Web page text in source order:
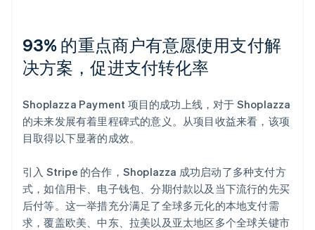
93% 的重点商户有意愿使用支付解
决方案，促进支付转化率
Shoplazza Payment 项目的成功上线，对于 Shoplazza
的未来发展有着里程碑式的意义。从项目收益来看，该项
目取得以下显著的成效。
引入 Stripe 的合作，Shoplazza 成功启动了多种支付方
式，如信用卡、电子钱包、分期付款以及当下流行的先买
后付等。这一举措充分满足了全球多元化的本地支付需
求，覆盖欧美、中东、拉美以及亚太地区多个全球关键市